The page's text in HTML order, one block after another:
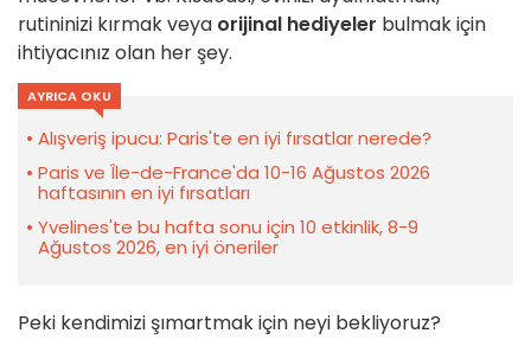
rutininizi kırmak veya orijinal hediyeler bulmak için
ihtiyacınız olan her şey.
AYRICA OKU
Alışveriş ipucu: Paris'te en iyi fırsatlar nerede?
Paris ve Île-de-France'da 10-16 Ağustos 2026
haftasının en iyi fırsatları
Yvelines'te bu hafta sonu için 10 etkinlik, 8-9
Ağustos 2026, en iyi öneriler
Peki kendimizi şımartmak için neyi bekliyoruz?